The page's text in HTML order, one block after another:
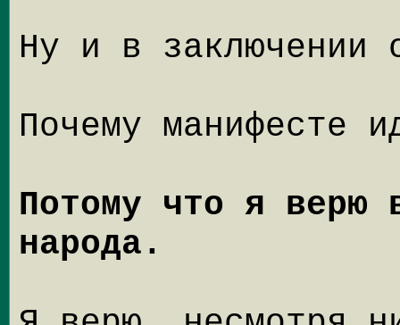
Ну и в заключении
Почему манифесте
Потому что я верю
народа.